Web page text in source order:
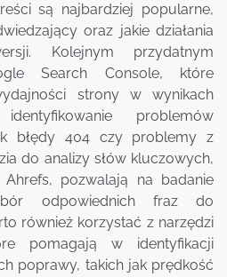
są najbardziej popularne,
oraz jakie działania
Kolejnym przydatnym
Search Console, które
strony w wynikach
problemów
błędy 404 czy problemy z
do analizy słów kluczowych,
pozwalają na badanie
odpowiednich fraz do
również korzystać z narzędzi
pomagają w identyfikacji
poprawy, takich jak prędkość